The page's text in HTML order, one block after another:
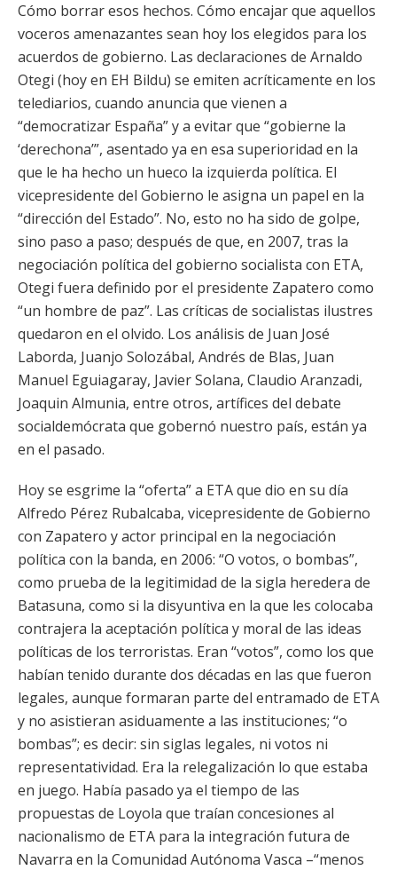
Cómo borrar esos hechos. Cómo encajar que aquellos
voceros amenazantes sean hoy los elegidos para los
acuerdos de gobierno. Las declaraciones de Arnaldo
Otegi (hoy en EH Bildu) se emiten acríticamente en los
telediarios, cuando anuncia que vienen a
“democratizar España” y a evitar que “gobierne la
‘derechona’”, asentado ya en esa superioridad en la
que le ha hecho un hueco la izquierda política. El
vicepresidente del Gobierno le asigna un papel en la
“dirección del Estado”. No, esto no ha sido de golpe,
sino paso a paso; después de que, en 2007, tras la
negociación política del gobierno socialista con ETA,
Otegi fuera definido por el presidente Zapatero como
“un hombre de paz”. Las críticas de socialistas ilustres
quedaron en el olvido. Los análisis de Juan José
Laborda, Juanjo Solozábal, Andrés de Blas, Juan
Manuel Eguiagaray, Javier Solana, Claudio Aranzadi,
Joaquin Almunia, entre otros, artífices del debate
socialdemócrata que gobernó nuestro país, están ya
en el pasado.
Hoy se esgrime la “oferta” a ETA que dio en su día
Alfredo Pérez Rubalcaba, vicepresidente de Gobierno
con Zapatero y actor principal en la negociación
política con la banda, en 2006: “O votos, o bombas”,
como prueba de la legitimidad de la sigla heredera de
Batasuna, como si la disyuntiva en la que les colocaba
contrajera la aceptación política y moral de las ideas
políticas de los terroristas. Eran “votos”, como los que
habían tenido durante dos décadas en las que fueron
legales, aunque formaran parte del entramado de ETA
y no asistieran asiduamente a las instituciones; “o
bombas”; es decir: sin siglas legales, ni votos ni
representatividad. Era la relegalización lo que estaba
en juego. Había pasado ya el tiempo de las
propuestas de Loyola que traían concesiones al
nacionalismo de ETA para la integración futura de
Navarra en la Comunidad Autónoma Vasca –“menos